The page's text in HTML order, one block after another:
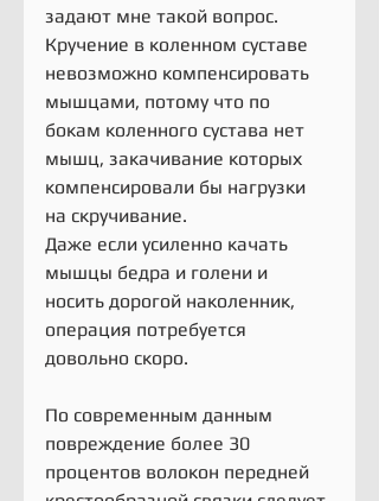
задают мне такой вопрос.
Кручение в коленном суставе
невозможно компенсировать
мышцами, потому что по
бокам коленного сустава нет
мышц, закачивание которых
компенсировали бы нагрузки
на скручивание.
Даже если усиленно качать
мышцы бедра и голени и
носить дорогой наколенник,
операция потребуется
довольно скоро.
По современным данным
повреждение более 30
процентов волокон передней